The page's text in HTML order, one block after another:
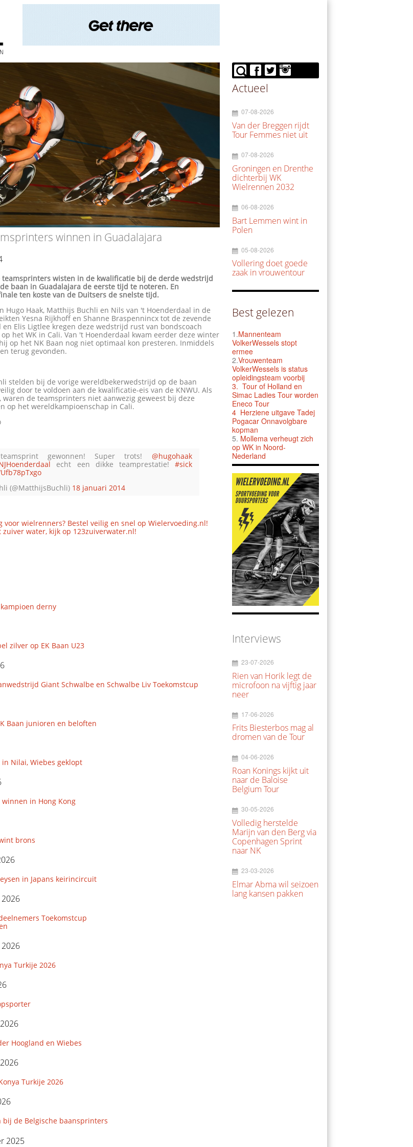
winnen in Guadalajara
teamsprinters wisten in de kwalificatie bij de derde wedstrijd
baan in Guadalajara de eerste tijd te noteren. En
ten koste van de Duitsers de snelste tijd.
Hugo Haak, Matthijs Buchli en Nils van 't Hoenderdaal in de
Yesna Rijkhoff en Shanne Braspennincx tot de zevende
en Elis Ligtlee kregen deze wedstrijd rust van bondscoach
het WK in Cali. Van 't Hoenderdaal kwam eerder deze winter
op het NK Baan nog niet optimaal kon presteren. Inmiddels
terug gevonden.
stelden bij de vorige wereldbekerwedstrijd op de baan
door te voldoen aan de kwalificatie-eis van de KNWU. Als
de teamsprinters niet aanwezig geweest bij deze
op het wereldkampioenschap in Cali.
teamsprint gewonnen! Super trots! @hugohaak
echt een dikke teamprestatie! #sick
(@MatthijsBuchli) 18 januari 2014
voor wielrenners? Bestel veilig en snel op Wielervoeding.nl!
water, kijk op 123zuiverwater.nl!
derny
zilver op EK Baan U23
Giant Schwalbe en Schwalbe Liv Toekomstcup
Baan junioren en beloften
Nilai, Wiebes geklopt
in Hong Kong
brons
in Japans keirincircuit
Toekomstcup
Turkije 2026
Hoogland en Wiebes
Turkije 2026
bij de Belgische baansprinters
2025
Actueel
07-08-2026
Van der Breggen rijdt
Tour Femmes niet uit
07-08-2026
Groningen en Drenthe
dichterbij WK
Wielrennen 2032
06-08-2026
Bart Lemmen wint in
Polen
05-08-2026
Vollering doet goede
zaak in vrouwentour
Best gelezen
1.Mannenteam
VolkerWessels stopt
ermee
2.Vrouwenteam
VolkerWessels is status
opleidingsteam voorbij
3. Tour of Holland en
Simac Ladies Tour worden
Eneco Tour
4 Herziene uitgave Tadej
Pogacar Onnavolgbare
kopman
5. Mollema verheugt zich
op WK in Noord-
Nederland
Interviews
23-07-2026
Rien van Horik legt de
microfoon na vijftig jaar
neer
17-06-2026
Frits Biesterbos mag al
dromen van de Tour
04-06-2026
Roan Konings kijkt uit
naar de Baloise
Belgium Tour
30-05-2026
Volledig herstelde
Marijn van den Berg via
Copenhagen Sprint
naar NK
23-03-2026
Elmar Abma wil seizoen
lang kansen pakken